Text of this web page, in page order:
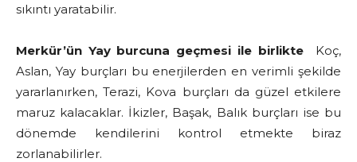
sıkıntı yaratabilir.
Merkür’ün Yay burcuna geçmesi ile birlikteKoç,
Aslan, Yay burçları bu enerjilerden en verimli şekilde
yararlanırken, Terazi, Kova burçları da güzel etkilere
maruz kalacaklar. İkizler, Başak, Balık burçları ise bu
dönemde kendilerini kontrol etmekte biraz
zorlanabilirler.